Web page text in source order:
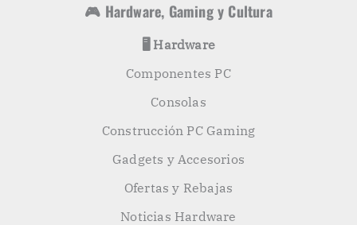
🎮 Hardware, Gaming y Cultura
🖥️ Hardware
Componentes PC
Consolas
Construcción PC Gaming
Gadgets y Accesorios
Ofertas y Rebajas
Noticias Hardware